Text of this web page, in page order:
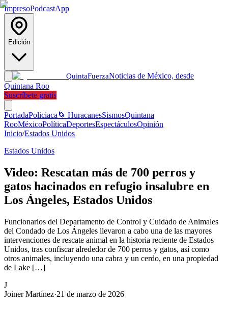
ImpresoPodcastApp
Edición
QuintaFuerzaNoticias de México, desde
Quintana Roo
Suscríbete gratis
PortadaPoliciaca 🌀 HuracanesSismosQuintana
RooMéxicoPolíticaDeportesEspectáculosOpinión
Inicio/Estados Unidos
Estados Unidos
Video: Rescatan más de 700 perros y
gatos hacinados en refugio insalubre en
Los Ángeles, Estados Unidos
Funcionarios del Departamento de Control y Cuidado de Animales
del Condado de Los Ángeles llevaron a cabo una de las mayores
intervenciones de rescate animal en la historia reciente de Estados
Unidos, tras confiscar alrededor de 700 perros y gatos, así como
otros animales, incluyendo una cabra y un cerdo, en una propiedad
de Lake […]
J
Joiner Martínez·21 de marzo de 2026